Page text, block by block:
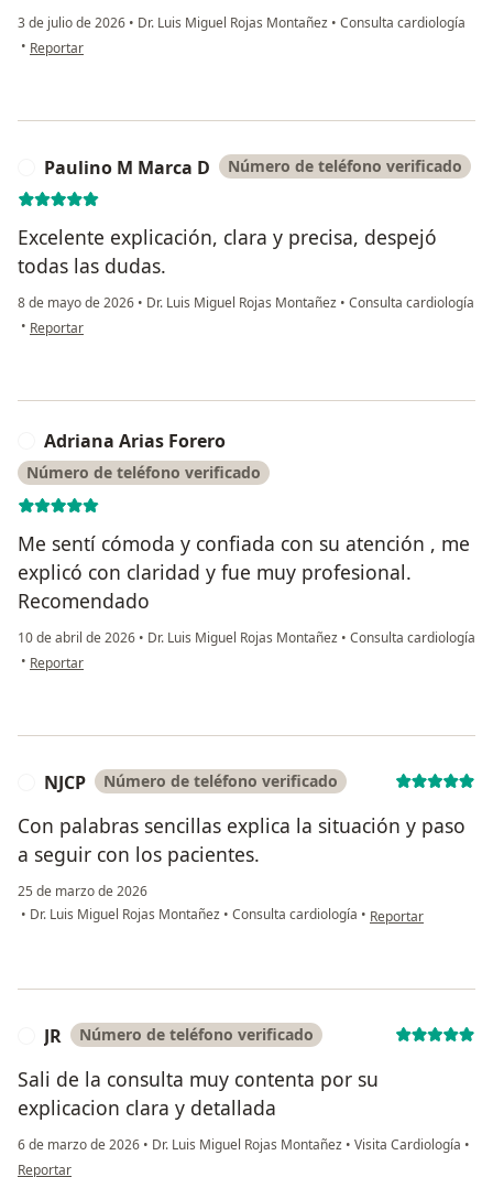
3 de julio de 2026 • Dr. Luis Miguel Rojas Montañez • Consulta cardiología
• en opinión del usuario K.B.
Reportar
Paulino M Marca D Número de teléfono verificado
Excelente explicación, clara y precisa, despejó
todas las dudas.
8 de mayo de 2026 • Dr. Luis Miguel Rojas Montañez • Consulta cardiología
• en opinión del usuario Paulino M Marca D
Reportar
Adriana Arias Forero
Número de teléfono verificado
Me sentí cómoda y confiada con su atención , me
explicó con claridad y fue muy profesional.
Recomendado
10 de abril de 2026 • Dr. Luis Miguel Rojas Montañez • Consulta cardiología
• en opinión del usuario Adriana Arias Forero
Reportar
NJCP Número de teléfono verificado
Con palabras sencillas explica la situación y paso
a seguir con los pacientes.
25 de marzo de 2026
• Dr. Luis Miguel Rojas Montañez • Consulta cardiología • en opinión del
Reportar
JR Número de teléfono verificado
Sali de la consulta muy contenta por su
explicacion clara y detallada
6 de marzo de 2026 • Dr. Luis Miguel Rojas Montañez • Visita Cardiología •
en opinión del usuario JR
Reportar